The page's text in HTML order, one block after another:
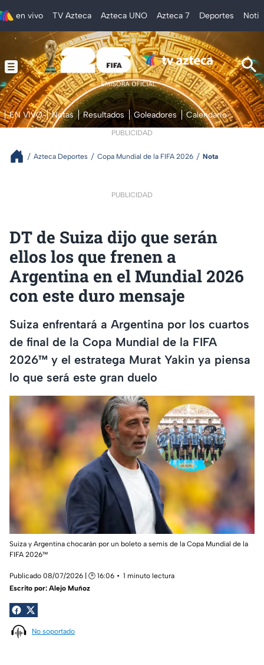
en vivo TV Azteca Azteca UNO Azteca 7 Deportes
EN VIVO Notas Resultados Goleadores Calendario
PUBLICIDAD
Azteca Deportes Copa Mundial de la FIFA 2026 Nota
PUBLICIDAD
DT de Suiza dijo que serán
ellos los que frenen a
Argentina en el Mundial 2026
con este duro mensaje
Suiza enfrentará a Argentina por los cuartos
de final de la Copa Mundial de la FIFA
2026™ y el estratega Murat Yakin ya piensa
lo que será este gran duelo
Suiza y Argentina chocarán por un boleto a semis de la Copa Mundial de la
FIFA 2026™
Publicado 08/07/2026 | 🕑 16:06
1 minuto lectura
Escrito por: Alejo Muñoz
No soportado